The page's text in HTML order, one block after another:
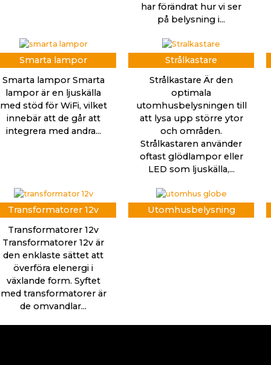
har förändrat hur vi ser
på belysning i...
Smarta lampor
Smarta lampor Smarta
lampor är en ljuskälla
med stöd för WiFi, vilket
innebär att de går att
integrera med andra...
Strålkastare
Strålkastare Är den
optimala
utomhusbelysningen till
att lysa upp större ytor
och områden.
Strålkastaren använder
oftast glödlampor eller
LED som ljuskälla,...
Transformatorer 12v
Transformatorer 12v
Transformatorer 12v är
den enklaste sättet att
överföra elenergi i
växlande form. Syftet
med transformatorer är
de omvandlar...
Utomhusbelysning